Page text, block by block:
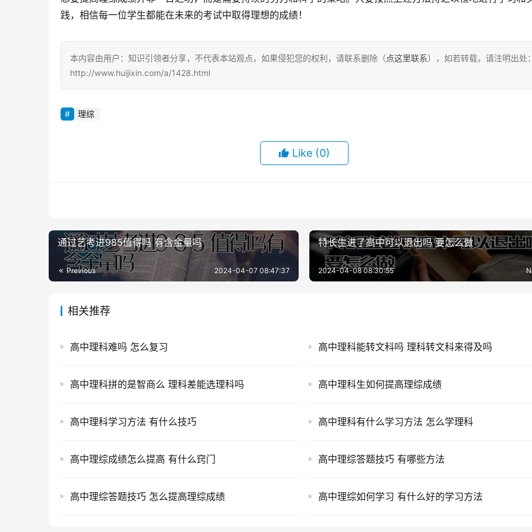
践，相信每一位学生都能在未来的考试中取得理想的成绩！
本内容由用户：知识引领者分享，不代表本站观点，如果侵犯您的权利，请联系删除（点这里联系），如若转载，请注明出处
http://www.huijixin.com/a/1428.html
理综
Like (0)
通过艺考进985值得吗 有含金量吗
Previous 2024-04-07 08:47:37
特长生进了高中可以退出吗 要怎么做
2024-04-08 08:30:55
相关推荐
高中理科难吗 怎么复习 高中理科能转文科吗 理科转文科来得及吗
高中理科拼的是智商么 理科差能选理科吗 高中理科生如何提高理综成绩
高中理科学习方法 有什么技巧 高中理科有什么学习方法 怎么学理科
高中理综成绩怎么提高 有什么窍门 高中理综答题技巧 有哪些方法
高中理综答题技巧 怎么提高理综成绩 高中理综如何学习 有什么好的学习方法